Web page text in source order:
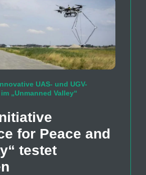
UAS- und UGV-
„Unmanned Valley“
for Peace and
testet